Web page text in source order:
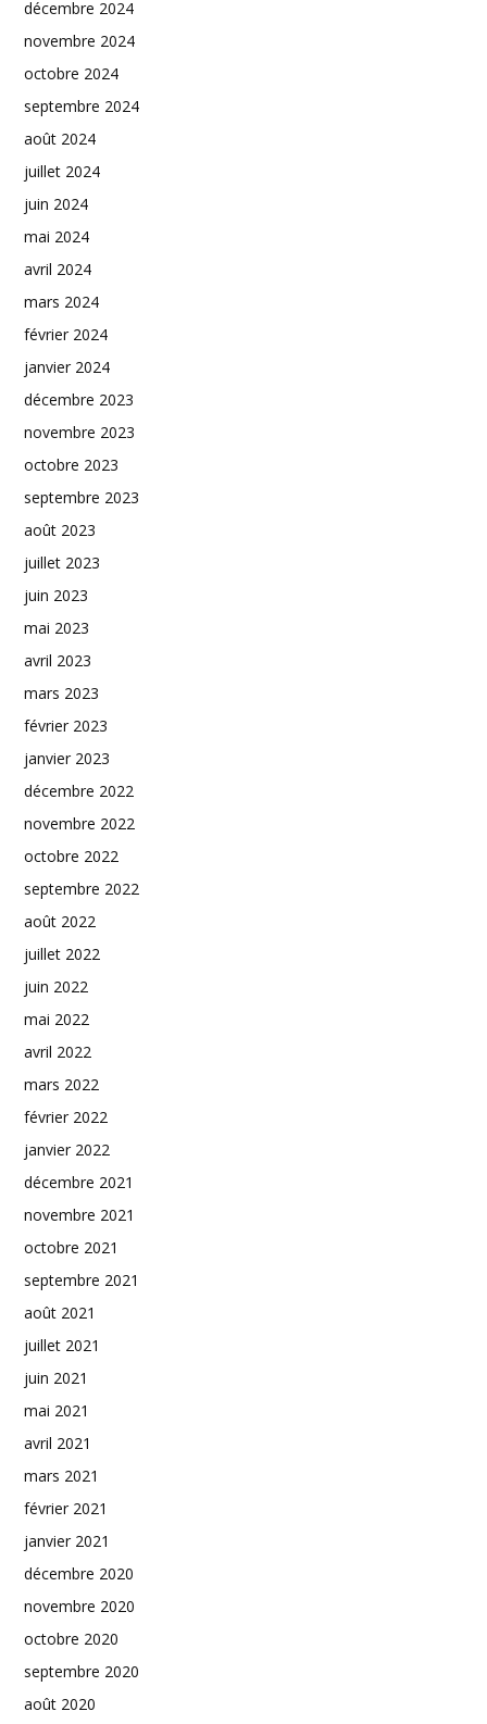
décembre 2024
novembre 2024
octobre 2024
septembre 2024
août 2024
juillet 2024
juin 2024
mai 2024
avril 2024
mars 2024
février 2024
janvier 2024
décembre 2023
novembre 2023
octobre 2023
septembre 2023
août 2023
juillet 2023
juin 2023
mai 2023
avril 2023
mars 2023
février 2023
janvier 2023
décembre 2022
novembre 2022
octobre 2022
septembre 2022
août 2022
juillet 2022
juin 2022
mai 2022
avril 2022
mars 2022
février 2022
janvier 2022
décembre 2021
novembre 2021
octobre 2021
septembre 2021
août 2021
juillet 2021
juin 2021
mai 2021
avril 2021
mars 2021
février 2021
janvier 2021
décembre 2020
novembre 2020
octobre 2020
septembre 2020
août 2020